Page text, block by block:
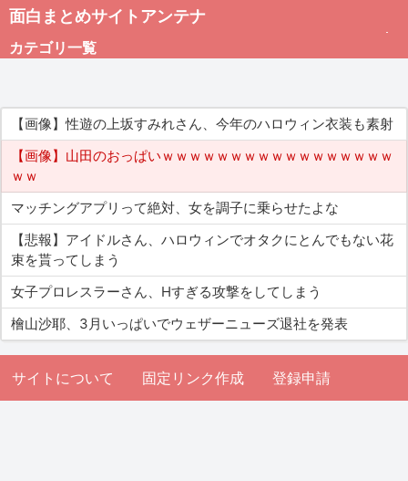
面白まとめサイトアンテナ
カテゴリ一覧
総合
アダルト
【画像】性遊の上坂すみれさん、今年のハロウィン衣装も素射
【画像】山田のおっぱいｗｗｗｗｗｗｗｗｗｗｗｗｗｗｗｗｗ
ｗｗ
マッチングアプリって絶対、女を調子に乗らせたよな
【悲報】アイドルさん、ハロウィンでオタクにとんでもない花
束を貰ってしまう
女子プロレスラーさん、Hすぎる攻撃をしてしまう
檜山沙耶、3月いっぱいでウェザーニューズ退社を発表
サイトについて 固定リンク作成 登録申請